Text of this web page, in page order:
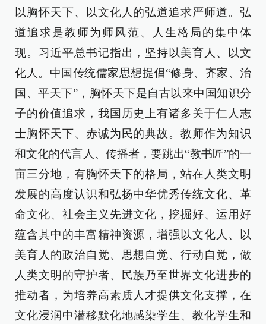
以胸怀天下、以文化人的弘道追求严师道。弘
道追求是教师为师风范、人生格局的集中体
现。习近平总书记指出，坚持以美育人、以文
化人。中国传统儒家思想提倡“修身、齐家、治
国、平天下”，胸怀天下是自古以来中国知识分
子的价值追求，我国历史上有诸多关于仁人志
士胸怀天下、赤诚为民的典故。教师作为知识
和文化的代言人、传播者，要跳出“教书匠”的一
亩三分地，有胸怀天下的格局，站在人类文明
发展的高度认识和弘扬中华优秀传统文化、革
命文化、社会主义先进文化，挖掘好、运用好
蕴含其中的丰富精神资源，增强以文化人、以
美育人的政治自觉、思想自觉、行动自觉，做
人类文明的守护者、民族乃至世界文化进步的
推动者，为培养高素质人才提供文化支撑，在
文化浸润中潜移默化地感染学生、教化学生和